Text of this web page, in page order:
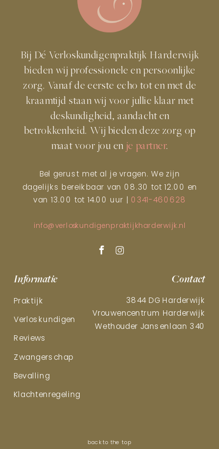
back to the top
Contact
Klachtenregeling
Bevalling
Zwangerschap
Reviews
Verloskundigen
Praktijk
Informatie
Bij Dé Verloskundigenpraktijk Harderwijk
bieden wij professionele en persoonlijke
zorg. Vanaf de eerste echo tot en met de
kraamtijd staan wij voor jullie klaar met
deskundigheid, aandacht en
betrokkenheid. Wij bieden deze zorg op
maat voor jou en je partner.
Bel gerust met al je vragen. We zijn
dagelijks bereikbaar van 08.30 tot 12.00 en
van 13.00 tot 14.00 uur | 0341-460628
3844 DG Harderwijk
Vrouwencentrum Harderwijk
Wethouder Jansenlaan 340
info@verloskundigenpraktijkharderwijk.nl